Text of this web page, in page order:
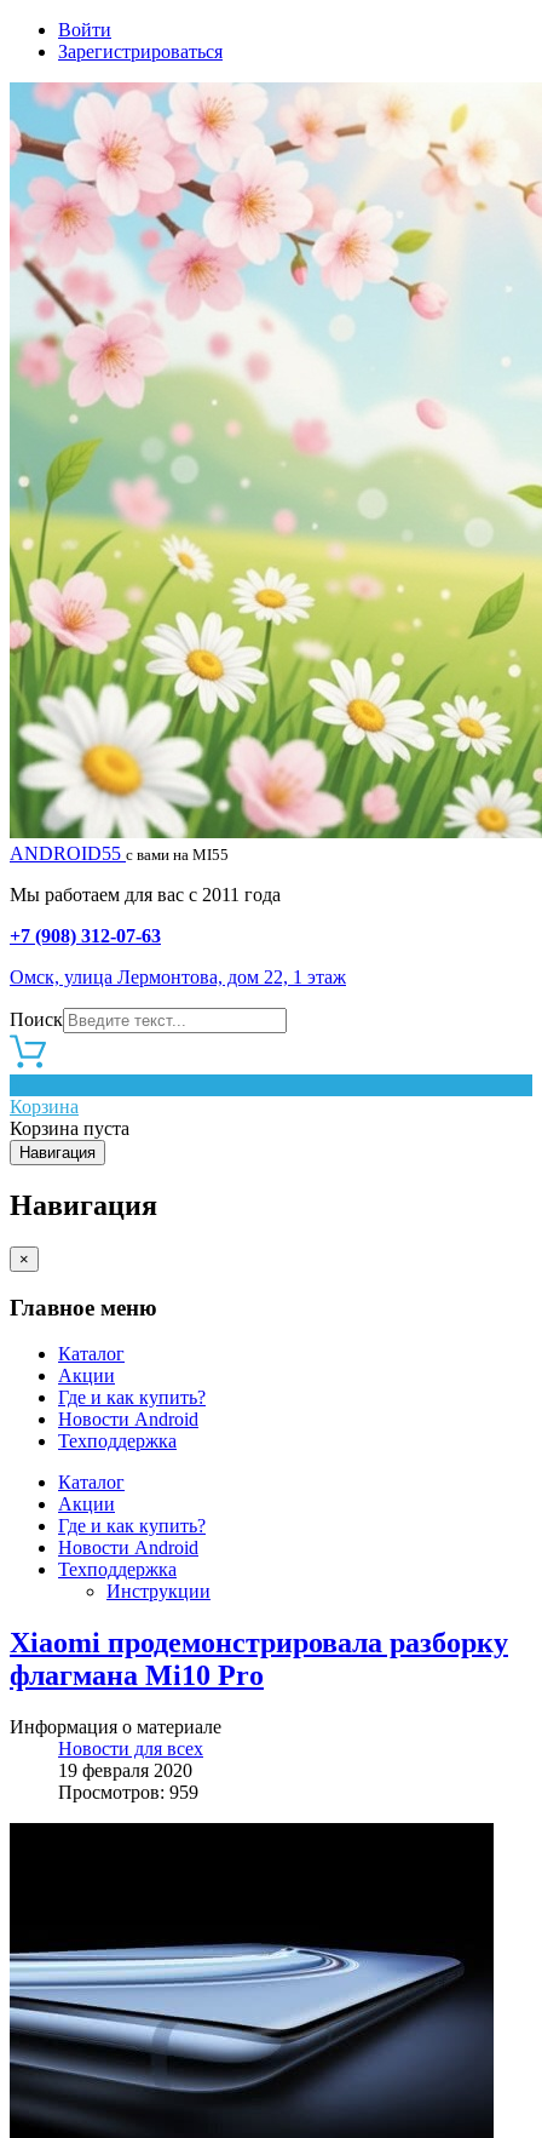
Войти
Зарегистрироваться
ANDROID55 с вами на MI55
Мы работаем для вас с 2011 года
+7 (908) 312-07-63
Омск, улица Лермонтова, дом 22, 1 этаж
Поиск
Корзина
Корзина пуста
Навигация
Навигация
×
Главное меню
Каталог
Акции
Где и как купить?
Новости Android
Техподдержка
Каталог
Акции
Где и как купить?
Новости Android
Техподдержка
Инструкции
Xiaomi продемонстрировала разборку
флагмана Mi10 Pro
Информация о материале
Новости для всех
19 февраля 2020
Просмотров: 959